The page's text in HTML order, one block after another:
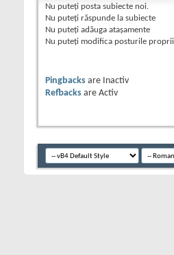
Nu puteţi posta subiecte noi.
Nu puteţi răspunde la subiecte
Nu puteţi adăuga ataşamente
Nu puteţi modifica posturile proprii
Pingbacks are
Inactiv
Refbacks are Activ